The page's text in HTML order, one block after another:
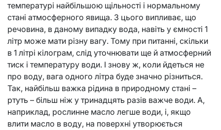
температурі найбільшою щільності і нормальному
стані атмосферного явища. З цього випливає, що
речовина, в даному випадку вода, навіть у ємності 1
літр може мати різну вагу. Тому при питанні, скільки
в 1 літрі кілограм, слід уточнювати ще й атмосферний
тиск і температуру води. І знову ж, коли йдеться не
про воду, вага одного літра буде значно різниться.
Так, найбільш важка рідина в природному стані –
ртуть – більш ніж у тринадцять разів важче води. А,
наприклад, рослинне масло легше води, і, якщо
влити масло в воду, на поверхні утворюється